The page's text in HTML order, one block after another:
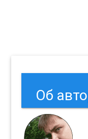
Об